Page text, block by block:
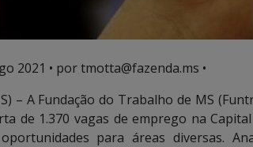
2021 • por tmotta@fazenda.ms •
– A Fundação do Trabalho de MS
de 1.370 vagas de emprego na
para áreas diversas.